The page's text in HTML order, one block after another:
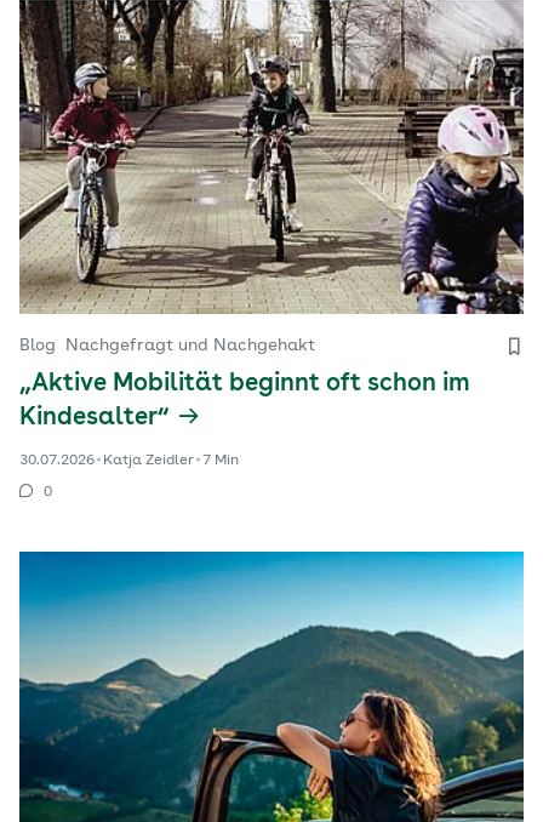
Blog Nachgefragt und Nachgehakt
„Aktive Mobilität beginnt oft schon im
Kindesalter“
30.07.2026 Katja Zeidler 7 Min
0